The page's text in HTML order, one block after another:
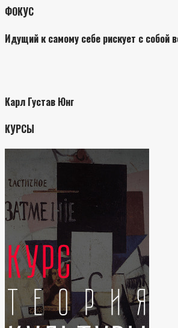
ФОКУС
Идущий к самому себе рискует с собой
Карл Густав Юнг
КУРСЫ